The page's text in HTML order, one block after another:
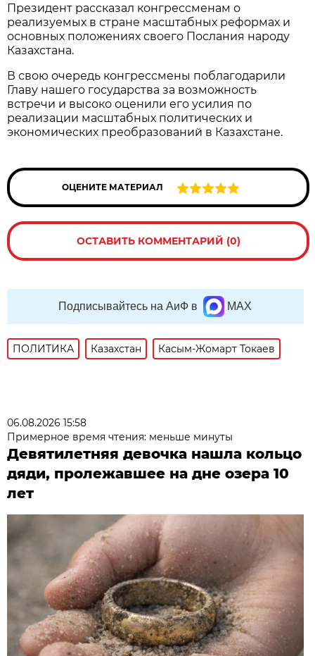
Президент рассказал конгрессменам о
реализуемых в стране масштабных реформах и
основных положениях своего Послания народу
Казахстана.
В свою очередь конгрессмены поблагодарили
Главу нашего государства за возможность
встречи и высоко оценили его усилия по
реализации масштабных политических и
экономических преобразований в Казахстане.
ОЦЕНИТЕ МАТЕРИАЛ
ОСТАВИТЬ КОММЕНТАРИЙ (0)
Подписывайтесь на АиФ в MAX
ПОЛИТИКА Казахстан Касым-Жомарт Токаев
06.08.2026 15:58
Примерное время чтения: меньше минуты
Девятилетняя девочка нашла кольцо
дяди, пролежавшее на дне озера 10
лет